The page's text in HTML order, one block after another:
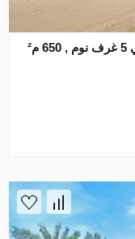
فيلا في Signature Villas, نخلة جميرا, دبي 5 غرف نوم , 650 م²